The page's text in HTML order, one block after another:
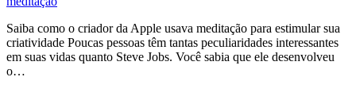
Saiba como o criador da Apple usava meditação para estimular sua
criatividade Poucas pessoas têm tantas peculiaridades interessantes
em suas vidas quanto Steve Jobs. Você sabia que ele desenvolveu
o…